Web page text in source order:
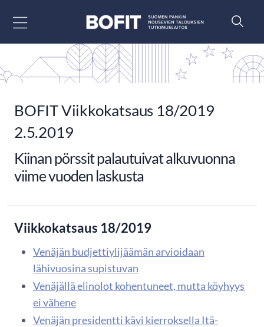
BOFIT Viikkokatsaus 18/2019
2.5.2019
Kiinan pörssit palautuivat alkuvuonna
viime vuoden laskusta
Viikkokatsaus 18/2019
Venäjän budjettiylijäämän arvioidaan
lähivuosina supistuvan
Venäjällä elinolot kohentuneet, mutta köyhyys
ei vähene
Venäjän presidentti kävi kierroksella Itä-